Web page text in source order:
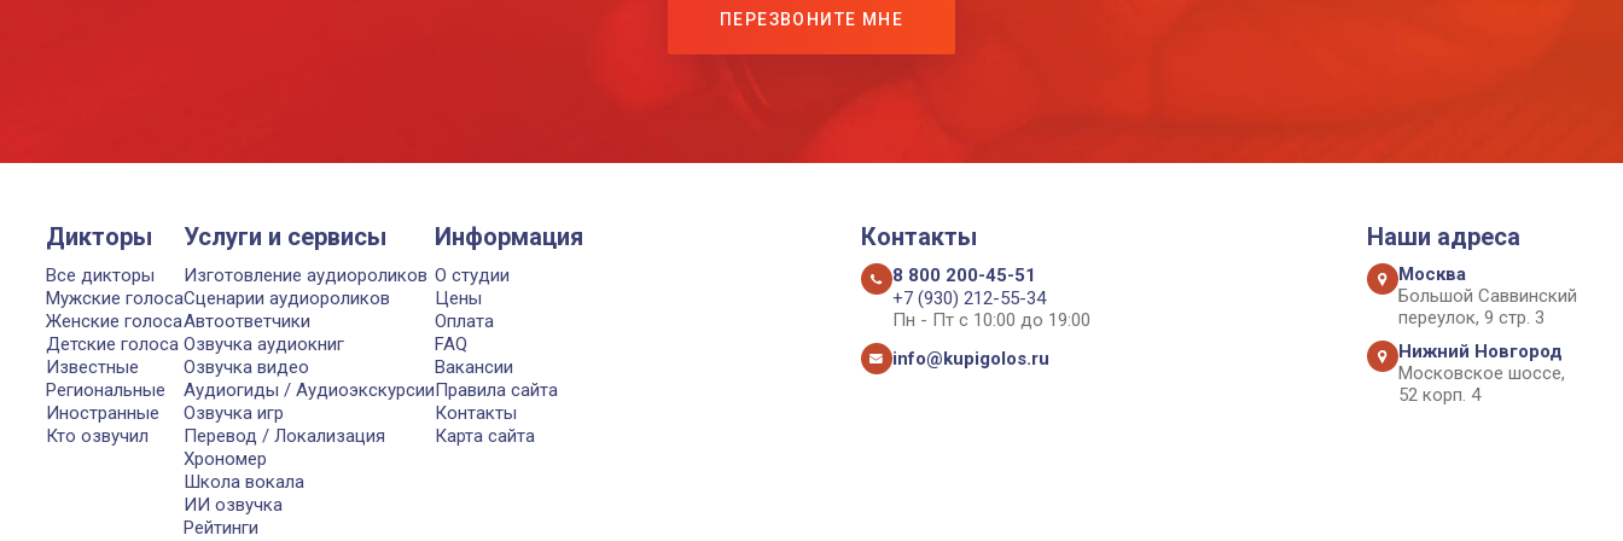
ПЕРЕЗВОНИТЕ МНЕ
Дикторы
Все дикторы
Мужские голоса
Женские голоса
Детские голоса
Известные
Региональные
Иностранные
Кто озвучил
Услуги и сервисы
Изготовление аудиороликов
Сценарии аудиороликов
Автоответчики
Озвучка аудиокниг
Озвучка видео
Аудиогиды / Аудиоэкскурсии
Озвучка игр
Перевод / Локализация
Хрономер
Школа вокала
ИИ озвучка
Рейтинги
Информация
О студии
Цены
Оплата
FAQ
Вакансии
Правила сайта
Контакты
Карта сайта
Контакты
8 800 200-45-51
+7 (930) 212-55-34
Пн - Пт с 10:00 до 19:00
info@kupigolos.ru
Наши адреса
Москва
Большой Саввинский
переулок, 9 стр. 3
Нижний Новгород
Московское шоссе,
52 корп. 4